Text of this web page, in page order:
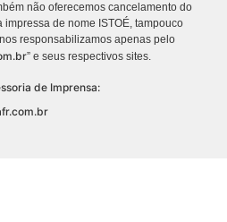
não oferecemos cancelamento do
de nome ISTOÉ, tampouco
responsabilizamos apenas pelo
” e seus respectivos sites.
de Imprensa: